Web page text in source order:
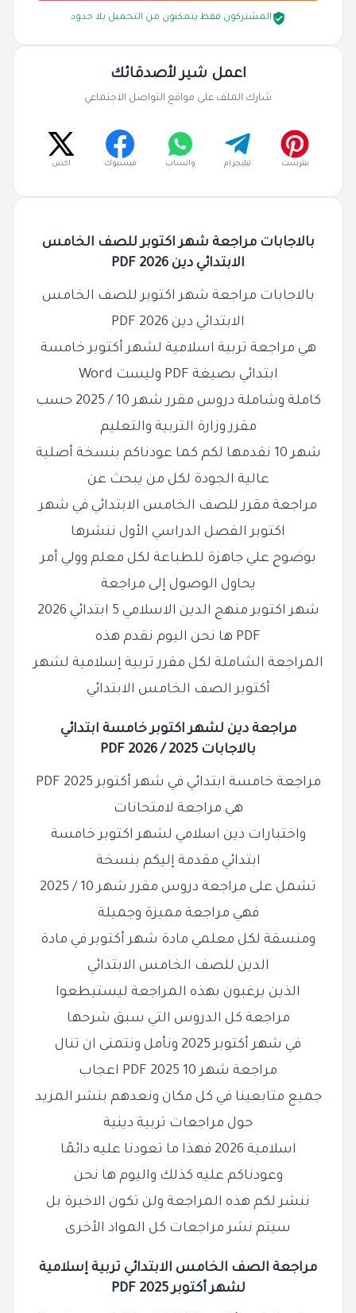
بالاجابات مراجعة شهر اكتوبر للصف الخامس
الابتدائي دين 2026 PDF
بالاجابات مراجعة شهر اكتوبر للصف الخامس
الابتدائي دين 2026 PDF
هي مراجعة تربية اسلامية لشهر أكتوبر خامسة
ابتدائي بصيغة PDF وليست Word
كاملة وشاملة دروس مقرر شهر 10 / 2025 حسب
مقرر وزارة التربية والتعليم
شهر 10 نقدمها لكم كما عودناكم بنسخة أصلية
عالية الجودة لكل من يبحث عن
مراجعة مقرر للصف الخامس الابتدائي في شهر
اكتوبر الفصل الدراسي الأول ننشرها
بوضوح علي جاهزة للطباعة لكل معلم وولي أمر
يحاول الوصول إلى مراجعة
شهر اكتوبر منهج الدين الاسلامي 5 ابتدائي 2026
PDF ها نحن اليوم نقدم هذه
المراجعة الشاملة لكل مقرر تربية إسلامية لشهر
أكتوبر الصف الخامس الابتدائي
مراجعة دين لشهر اكتوبر خامسة ابتدائي
بالاجابات 2025 / 2026 PDF
مراجعة خامسة ابتدائي في شهر أكتوبر 2025 PDF
هي مراجعة لامتحانات
واختبارات دين اسلامي لشهر اكتوبر خامسة
ابتدائي مقدمة إليكم بنسخة
تشمل على مراجعة دروس مقرر شهر 10 / 2025
فهي مراجعة مميزة وجميلة
ومنسقة لكل معلمي مادة شهر أكتوبر في مادة
الدين للصف الخامس الابتدائي
الذين يرغبون بهذه المراجعة ليستيطعوا
مراجعة كل الدروس التي سبق شرحها
في شهر أكتوبر 2025 ونأمل ونتمنى ان تنال
مراجعة شهر 10 2025 PDF اعجاب
جميع متابعينا في كل مكان ونعدهم بنشر المزيد
حول مراجعات تربية دينية
اسلامية 2026 فهذا ما تعودنا عليه دائمًا
وعودناكم عليه كذلك واليوم ها نحن
ننشر لكم هذه المراجعة ولن تكون الاخيرة بل
سيتم نشر مراجعات كل المواد الأخرى
مراجعة الصف الخامس الابتدائي تربية إسلامية
لشهر أكتوبر 2025 PDF
المشتركون فقط يتمكنون من التحميل بلا حدود
اعمل شير لأصدقائك
شارك الملف على مواقع التواصل الاجتماعي
بنترست تيليجرام واتساب فيسبوك اكس